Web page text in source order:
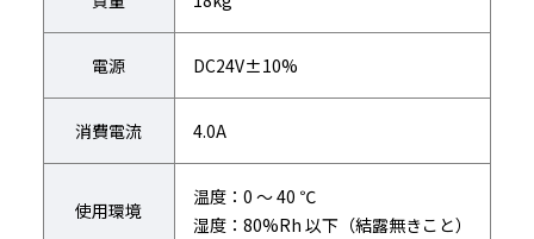
電源 DC24V±10%
消費電流 4.0A
使用環境
温度：0 ～ 40 ℃
湿度：80%Rh 以下（結露無きこと）